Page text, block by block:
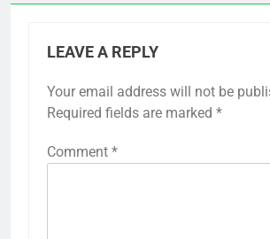
LEAVE A REPLY
Your email address will not be
Required fields are marked *
Comment *